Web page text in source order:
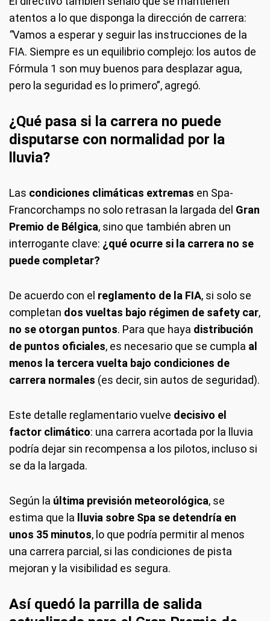
atentos a lo que disponga la dirección de carrera:
“Vamos a esperar y seguir las instrucciones de la
FIA. Siempre es un equilibrio complejo: los autos de
Fórmula 1 son muy buenos para desplazar agua,
pero la seguridad es lo primero”, agregó.
¿Qué pasa si la carrera no puede
disputarse con normalidad por la
lluvia?
Las condiciones climáticas extremas en Spa-
Francorchamps no solo retrasan la largada del Gran
Premio de Bélgica, sino que también abren un
interrogante clave: ¿qué ocurre si la carrera no se
puede completar?
De acuerdo con el reglamento de la FIA, si solo se
completan dos vueltas bajo régimen de safety car,
no se otorgan puntos. Para que haya distribución
de puntos oficiales, es necesario que se cumpla al
menos la tercera vuelta bajo condiciones de
carrera normales (es decir, sin autos de seguridad).
Este detalle reglamentario vuelve decisivo el
factor climático: una carrera acortada por la lluvia
podría dejar sin recompensa a los pilotos, incluso si
se da la largada.
Según la última previsión meteorológica, se
estima que la lluvia sobre Spa se detendría en
unos 35 minutos, lo que podría permitir al menos
una carrera parcial, si las condiciones de pista
mejoran y la visibilidad es segura.
Así quedó la parrilla de salida